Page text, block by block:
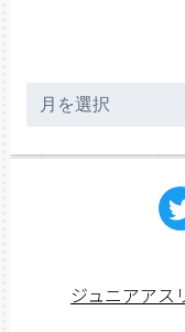
ー
ジュニアアス